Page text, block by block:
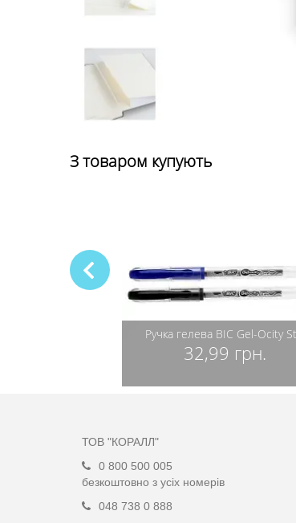
З товаром купують
Ручка гелева BIC Gel-Ocity
32,99 грн.
ТОВ "КОРАЛЛ"
0 800 500 005
безкоштовно з усіх номерів
048 738 0 888